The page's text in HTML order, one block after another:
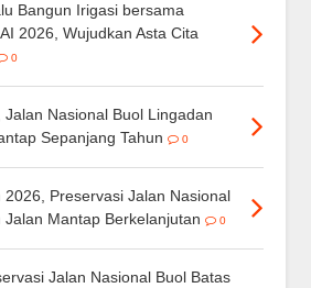
Bangun Irigasi bersama
2026, Wujudkan Asta Cita
0
Nasional Buol Lingadan
Sepanjang Tahun
0
2026, Preservasi Jalan Nasional
Jalan Mantap Berkelanjutan
0
Jalan Nasional Buol Batas